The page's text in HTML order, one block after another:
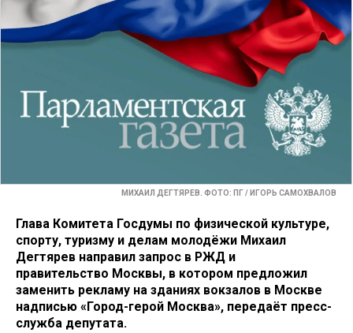
МИХАИЛ ДЕГТЯРЕВ. ФОТО: ПГ / ИГОРЬ САМОХВАЛОВ
Глава Комитета Госдумы по физической культуре,
спорту, туризму и делам молодёжи Михаил
Дегтярев направил запрос в РЖД и
правительство Москвы, в котором предложил
заменить рекламу на зданиях вокзалов в Москве
надписью «Город-герой Москва», передаёт пресс-
служба депутата.